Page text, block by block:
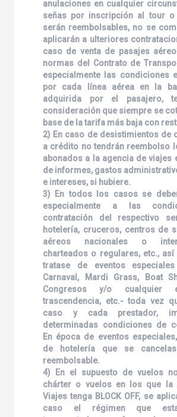
anulaciones en cualquier
señas por inscripción al tour
serán reembolsables, no se
aplicarán a ulteriores
caso de venta de pasajes
normas del Contrato de
especialmente las condiciones
por cada línea aérea en la
adquirida por el pasajero,
consideración que siempre se
base de la tarifa más baja con
2) En caso de desistimientos de
a crédito no tendrán reembolso
abonados a la agencia de viajes
de informes, gastos
e intereses, si hubiere.
3) En todos los casos se
especialmente a las
contratación del respectivo
hotelería, cruceros, centros de
aéreos nacionales o
charteados o regulares, etc.,
tratase de eventos especiales
Carnaval, Mardi Grass, Boat
Congresos y/o cualquier
trascendencia, etc.- toda vez
caso y cada prestador,
determinadas condiciones de
En época de eventos
de hotelería que se
reembolsable.
4) En el supuesto de vuelos
chárter o vuelos en los que la
Viajes tenga BLOCK OFF, se
caso el régimen que